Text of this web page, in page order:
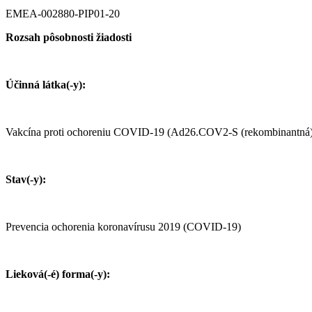
EMEA-002880-PIP01-20
Rozsah pôsobnosti žiadosti
Účinná látka(-y):
Vakcína proti ochoreniu COVID-19 (Ad26.COV2-S
Stav(-y):
Prevencia ochorenia koronavírusu 2019 (COVID-19)
Lieková(-é) forma(-y):